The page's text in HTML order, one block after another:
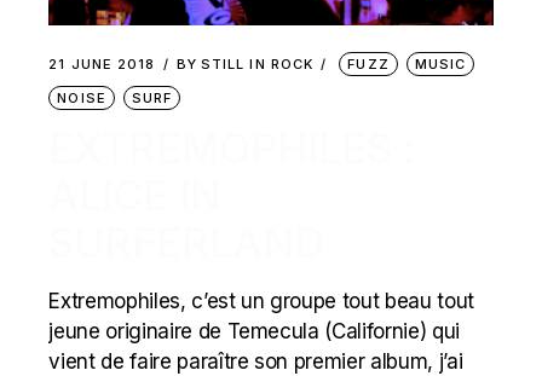
21 JUNE 2018 BY STILL IN ROCK FUZZ
MUSIC
NOISE
SURF
Extremophiles, c’est un groupe tout beau tout
jeune originaire de Temecula (Californie) qui
vient de faire paraître son premier album, j’ai